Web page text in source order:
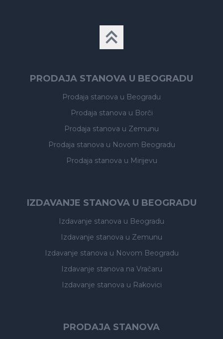
PRODAJA STANOVA U BEOGRADU
Prodaja stanova u Beogradu
Prodaja stanova u Borči
Prodaja stanova u Zemunu
Prodaja stanova u Novom Beogradu
Prodaja stanova u Mirijevu
IZDAVANJE STANOVA U BEOGRADU
Izdavanje stanova u Beogradu
Izdavanje stanova u Zemunu
Izdavanje stanova u Novom Beogradu
Izdavanje stanova na Vračaru
Izdavanje stanova u Rakovici
PRODAJA STANOVA